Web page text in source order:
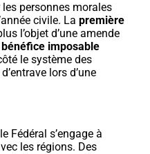
personnes morales
civile. La première
l’objet d’une amende
bénéfice imposable
le système des
lors d’une
Fédéral s’engage à
les régions. Des